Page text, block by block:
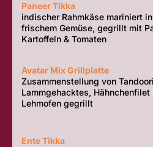
Paneer Tikka
indischer Rahmkäse mariniert
frischem Gemüse, gegrillt mit
Kartoffeln & Tomaten
Avatar Mix Grillplatte
Zusammenstellung von
Lammgehacktes,
Lehmofen gegrillt
Ente Tikka